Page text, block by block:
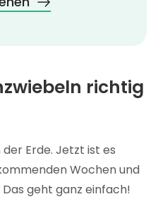
richtig
Erde. Jetzt ist es
Wochen und
geht ganz einfach!